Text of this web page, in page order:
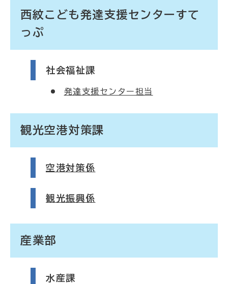
西紋こども発達支援センターすて
っぷ
社会福祉課
発達支援センター担当
観光空港対策課
空港対策係
観光振興係
産業部
水産課